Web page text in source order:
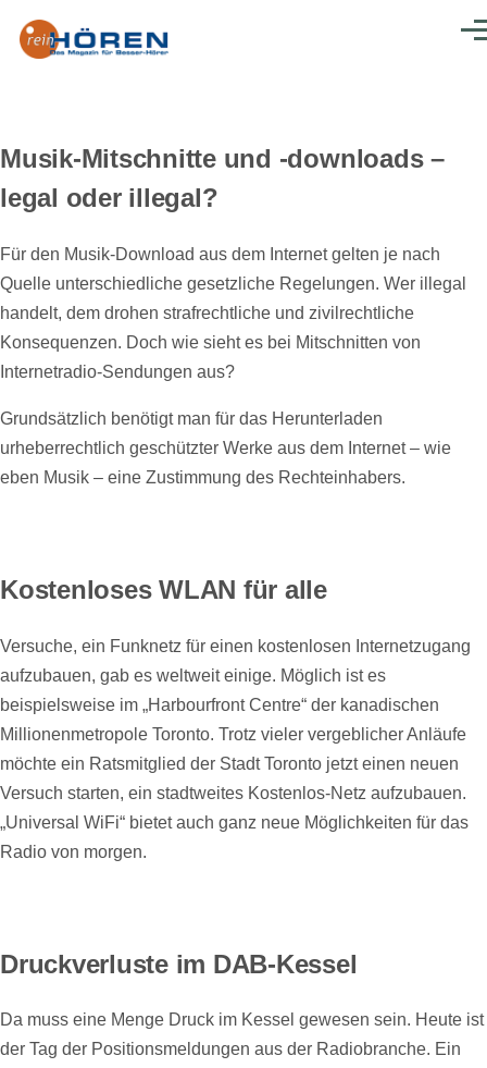
Musik-Mitschnitte und -downloads –
legal oder illegal?
Für den Musik-Download aus dem Internet gelten je nach
Quelle unterschiedliche gesetzliche Regelungen. Wer illegal
handelt, dem drohen strafrechtliche und zivilrechtliche
Konsequenzen. Doch wie sieht es bei Mitschnitten von
Internetradio-Sendungen aus?
Grundsätzlich benötigt man für das Herunterladen
urheberrechtlich geschützter Werke aus dem Internet – wie
eben Musik – eine Zustimmung des Rechteinhabers.
Kostenloses WLAN für alle
Versuche, ein Funknetz für einen kostenlosen Internetzugang
aufzubauen, gab es weltweit einige. Möglich ist es
beispielsweise im „Harbourfront Centre“ der kanadischen
Millionenmetropole Toronto. Trotz vieler vergeblicher Anläufe
möchte ein Ratsmitglied der Stadt Toronto jetzt einen neuen
Versuch starten, ein stadtweites Kostenlos-Netz aufzubauen.
„Universal WiFi“ bietet auch ganz neue Möglichkeiten für das
Radio von morgen.
Druckverluste im DAB-Kessel
Da muss eine Menge Druck im Kessel gewesen sein. Heute ist
der Tag der Positionsmeldungen aus der Radiobranche. Ein